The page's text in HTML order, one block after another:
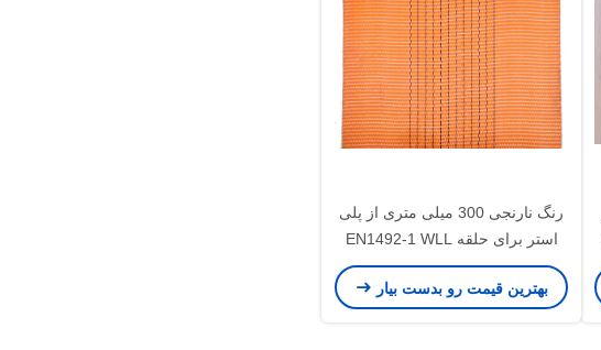
رنگ نارنجی 300 میلی متری از پلی
استر برای حلقه EN1492-1 WLL
12T مقاومت شکستن 54000
کیلوگرم
بهترین قیمت رو بدست بیار